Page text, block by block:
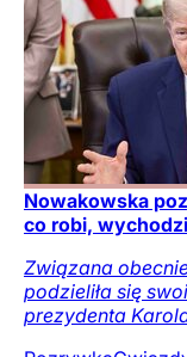
Nowakowska
co robi,
Związana
podzieliła się
prezydenta